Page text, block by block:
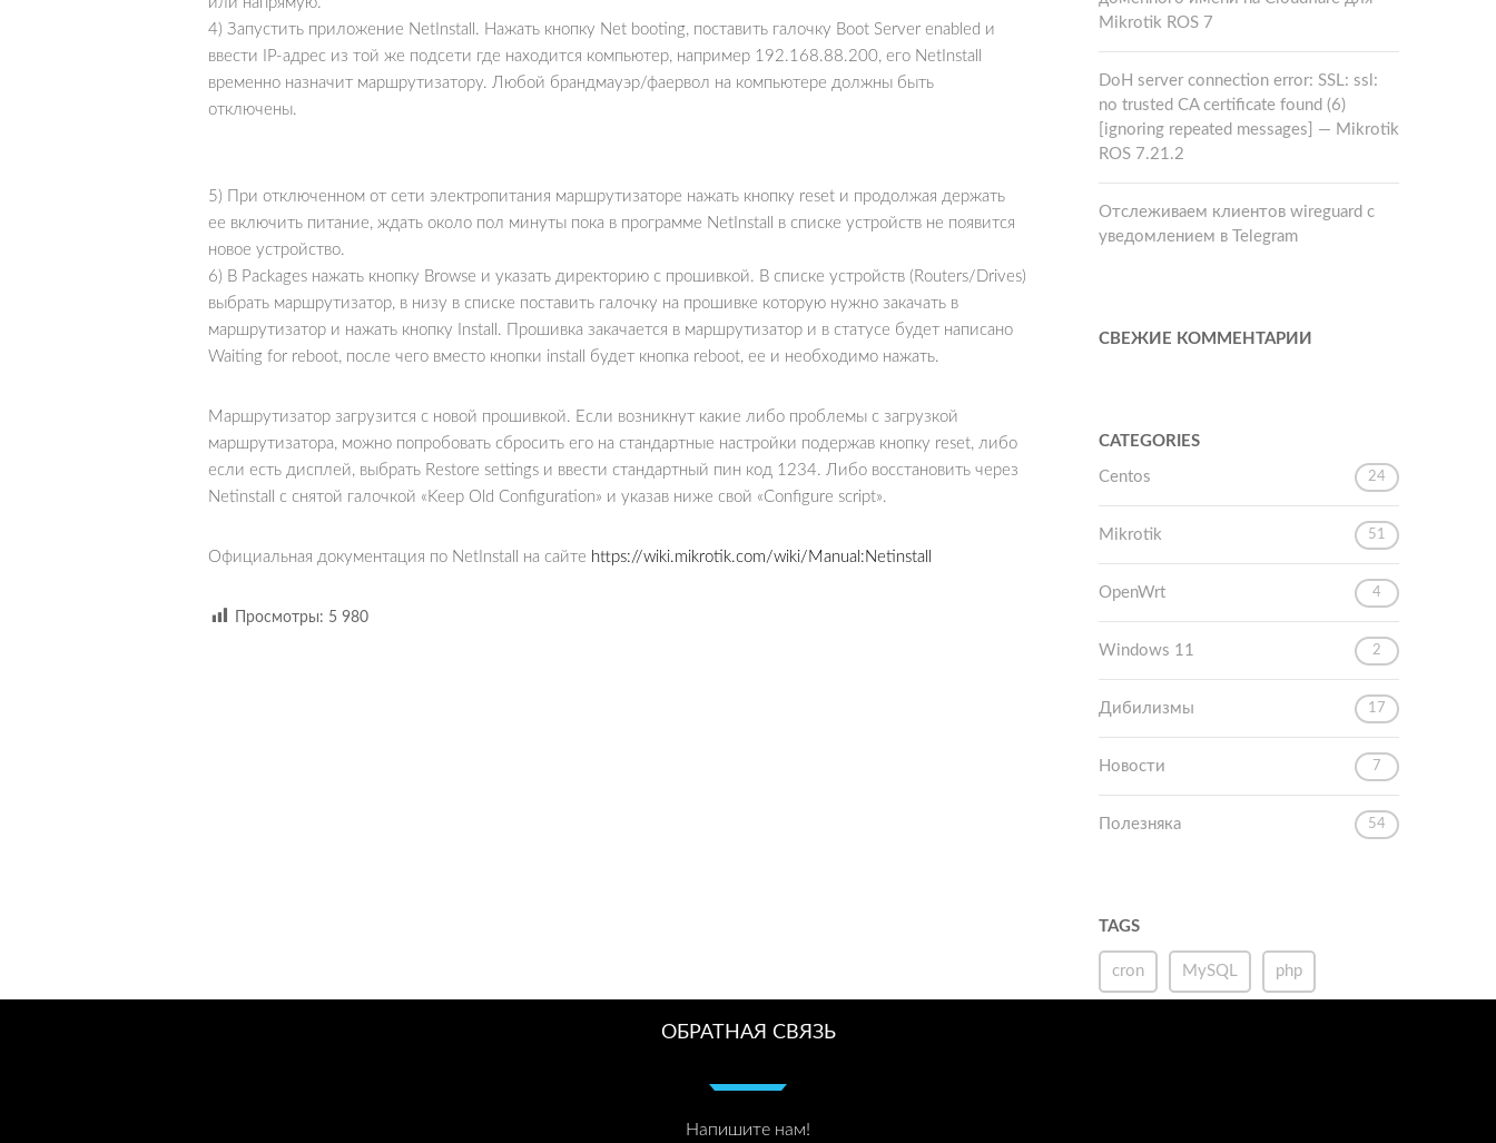
4) Запустить приложение NetInstall. Нажать кнопку Net booting, поставить галочку Boot Server enabled и
ввести IP-адрес из той же подсети где находится компьютер, например 192.168.88.200, его NetInstall
временно назначит маршрутизатору. Любой брандмауэр/фаервол на компьютере должны быть
отключены.
5) При отключенном от сети электропитания маршрутизаторе нажать кнопку reset и продолжая держать
ее включить питание, ждать около пол минуты пока в программе NetInstall в списке устройств не появится
новое устройство.
6) В Packages нажать кнопку Browse и указать директорию с прошивкой. В списке устройств (Routers/Drives)
выбрать маршрутизатор, в низу в списке поставить галочку на прошивке которую нужно закачать в
маршрутизатор и нажать кнопку Install. Прошивка закачается в маршрутизатор и в статусе будет написано
Waiting for reboot, после чего вместо кнопки install будет кнопка reboot, ее и необходимо нажать.
Маршрутизатор загрузится с новой прошивкой. Если возникнут какие либо проблемы с загрузкой
маршрутизатора, можно попробовать сбросить его на стандартные настройки подержав кнопку reset, либо
если есть дисплей, выбрать Restore settings и ввести стандартный пин код 1234. Либо восстановить через
Netinstall с снятой галочкой «Keep Old Configuration» и указав ниже свой «Configure script».
Официальная документация по NetInstall на сайте https://wiki.mikrotik.com/wiki/Manual:Netinstall
Просмотры: 5 980
Mikrotik ROS 7
DoH server connection error: SSL: ssl:
no trusted CA certificate found (6)
[ignoring repeated messages] — Mikrotik
ROS 7.21.2
Отслеживаем клиентов wireguard с
уведомлением в Telegram
СВЕЖИЕ КОММЕНТАРИИ
CATEGORIES
Centos 24
Mikrotik 51
OpenWrt 4
Windows 11 2
Дибилизмы 17
Новости 7
Полезняка 54
TAGS
cron MySQL php
ОБРАТНАЯ СВЯЗЬ
Напишите нам!